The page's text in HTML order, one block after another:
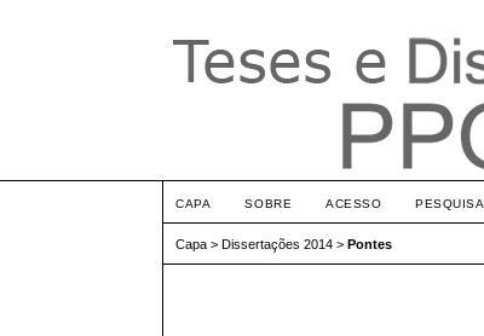
CAPA SOBRE ACESSO PESQUISA
Capa >Dissertações 2014 >Pontes